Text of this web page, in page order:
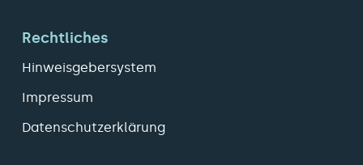
Rechtliches
Hinweisgebersystem
Impressum
Datenschutzerklärung